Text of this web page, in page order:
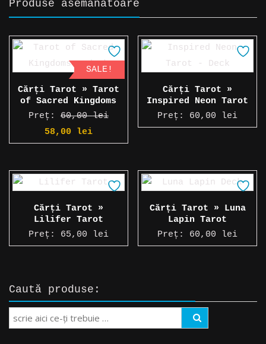
Produse asemănătoare
SALE!
Cărți Tarot » Tarot
of Sacred Kingdoms
Preț:60,00lei
Prețul
fost:
58,00 lei
58,00 lei.
Cărți Tarot »
Inspired Neon Tarot
Preț: 60,00 lei
Cărți Tarot »
Lilifer Tarot
Preț: 65,00 lei
Cărți Tarot » Luna
Lapin Tarot
Preț: 60,00 lei
Caută produse:
Search